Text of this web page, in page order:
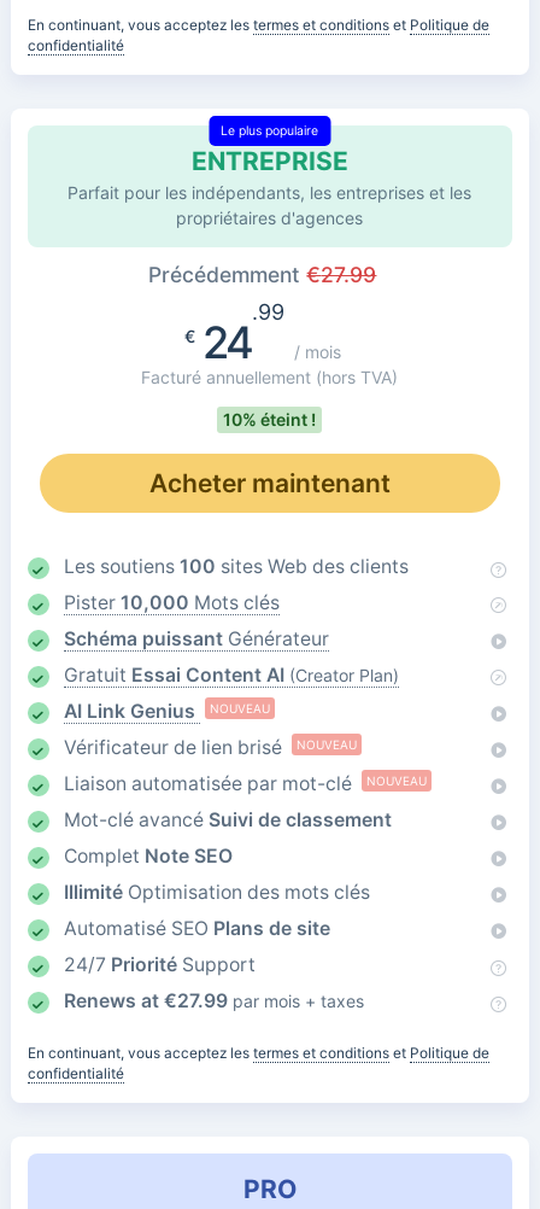
En continuant, vous acceptez les termes et conditionset Politique de
confidentialité
ENTREPRISE
Le plus populaire
Parfait pour les indépendants, les entreprises et les
propriétaires d'agences
Précédemment€27.99
€24
.99
/ mois
Facturé annuellement (hors TVA)
10% éteint !
Acheter maintenant
Les soutiens 100 sites Web des clients
Pister 10,000 Mots clés
Schéma puissantGénérateur
Gratuit Essai Content AI (Creator Plan)
AI Link Genius NOUVEAU
Vérificateur de lien brisé NOUVEAU
Liaison automatisée par mot-clé NOUVEAU
Mot-clé avancé Suivi de classement
Complet Note SEO
IllimitéOptimisation des mots clés
Automatisé SEO Plans de site
24/7 PrioritéSupport
Renews at €27.99 par mois + taxes
En continuant, vous acceptez les termes et conditionset Politique de
confidentialité
PRO